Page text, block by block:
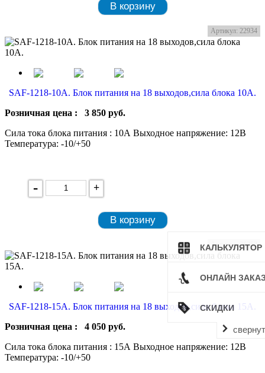
КАЛЬКУЛЯТОР
ОНЛАЙН
СКИДКИ
В корзину
Артикул: 22934
SAF-1218-10A. Блок питания на 18 выходов,сила блока 10А.
Розничная цена : 3 850 руб.
Сила тока блока питания : 10А Выходное напряжение: 12В
Температура: -10/+50
- +
В корзину
Артикул: 26253
SAF-1218-15A. Блок питания на 18 выходов,сила блока 15А.
Розничная цена : 4 050 руб.
Сила тока блока питания : 15А Выходное напряжение: 12В
Температура: -10/+50